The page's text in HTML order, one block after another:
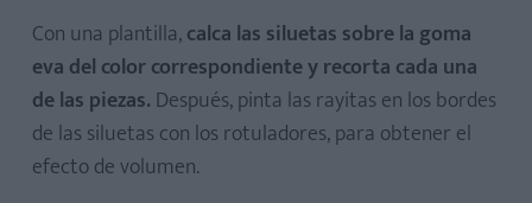
Con una plantilla,calca las siluetas sobre la goma
eva del color correspondiente y recorta cada una
de las piezas. Después, pinta las rayitas en los bordes
de las siluetas con los rotuladores, para obtener el
efecto de volumen.